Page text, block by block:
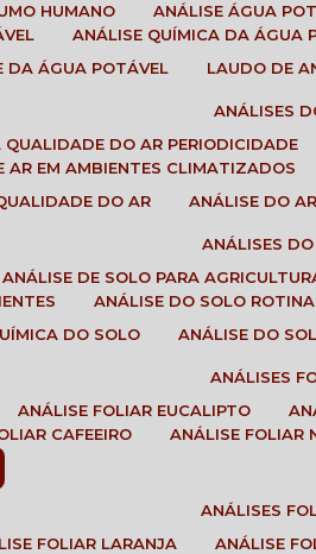
HUMANO
ANÁLISE ÁGUA
ANÁLISE QUÍMICA DA ÁGUA
DA ÁGUA POTÁVEL LAUDO DE
ANÁLISES
QUALIDADE DO AR PERIODICIDADE
AR EM AMBIENTES CLIMATIZADOS
DO AR ANÁLISE DO AR
ANÁLISES
ANÁLISE DE SOLO PARA
ANÁLISE DO SOLO ROTINA
DO SOLO ANÁLISE DO
ANÁLISES
ANÁLISE FOLIAR EUCALIPTO
CAFEEIRO ANÁLISE FOLIAR
ANÁLISES
FOLIAR LARANJA ANÁLISE